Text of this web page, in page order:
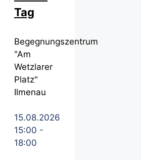
Tag
Begegnungszentrum
"Am
Wetzlarer
Platz"
Ilmenau
15.08.2026
15:00 -
18:00